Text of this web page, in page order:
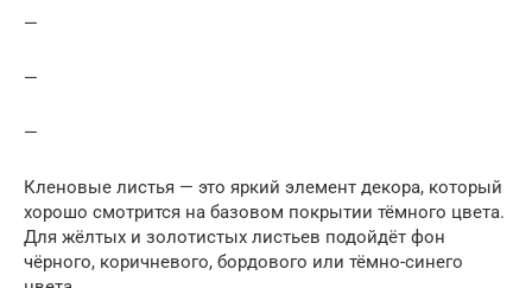
—
—
—
Кленовые листья — это яркий элемент декора, который
хорошо смотрится на базовом покрытии тёмного цвета.
Для жёлтых и золотистых листьев подойдёт фон
чёрного, коричневого, бордового или тёмно-синего